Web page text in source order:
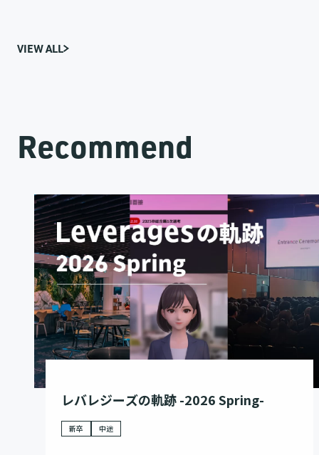
VIEW ALL
Recommend
レバレジーズの軌跡 -2026 Spring-
新卒 中途